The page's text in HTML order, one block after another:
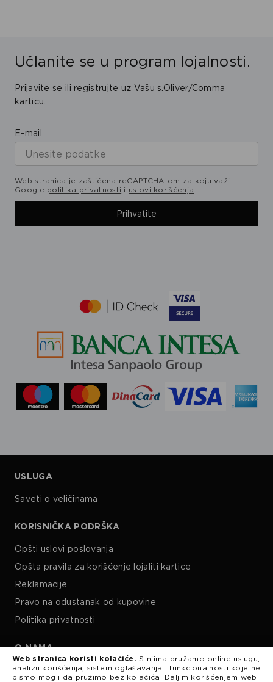
Učlanite se u program lojalnosti.
Prijavite se ili registrujte uz Vašu s.Oliver/Comma
karticu.
E-mail
Web stranica je zaštićena reCAPTCHA-om za koju važi
Google politika privatnosti i uslovi korišćenja.
Prihvatite
USLUGA
Saveti o veličinama
KORISNIČKA PODRŠKA
Opšti uslovi poslovanja
Opšta pravila za korišćenje lojaliti kartice
Reklamacije
Pravo na odustanak od kupovine
Politika privatnosti
O NAMA
Kariera
Web stranica koristi kolačiće. S njima pružamo online uslugu,
analizu korišćenja, sistem oglašavanja i funkcionalnosti koje ne
bismo mogli da pružimo bez kolačića. Daljim korišćenjem web